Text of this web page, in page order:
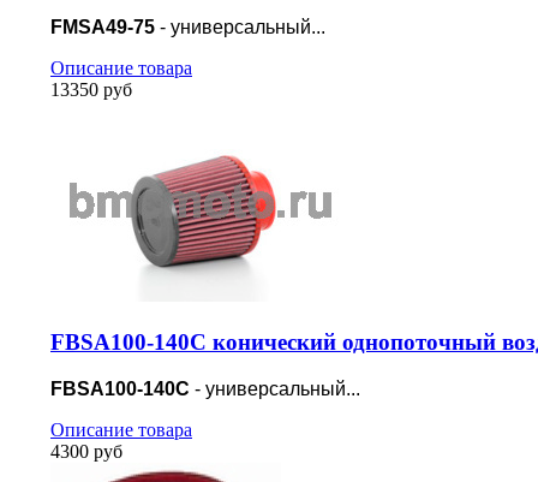
FMSA49-75 - универсальный...
Описание товара
13350 руб
FBSA100-140C конический однопоточный
FBSA100-140C - универсальный...
Описание товара
4300 руб